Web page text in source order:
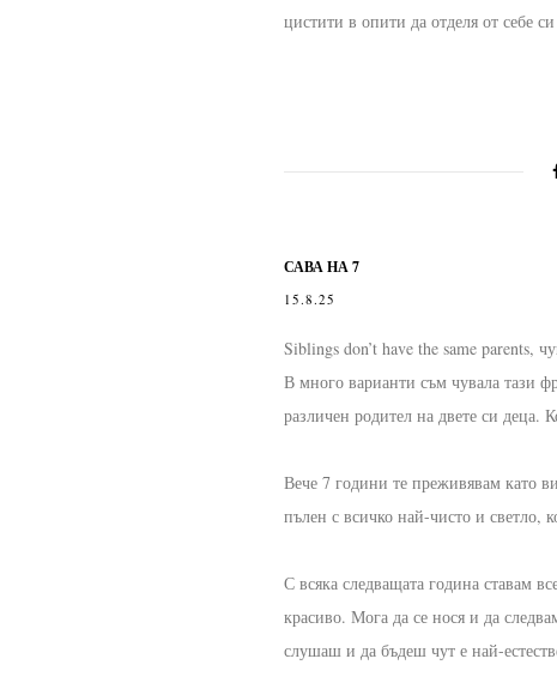
цистити в опити да отделя от себе
САВА НА 7
15.8.25
Siblings don’t have the same parents,
В много варианти съм чувала тази
различен родител на двете си деца.
Вече 7 години те преживявам като
пълен с всичко най-чисто и
С всяка следващата година ставам
красиво. Мога да се нося и да
слушаш и да бъдеш чут е най-